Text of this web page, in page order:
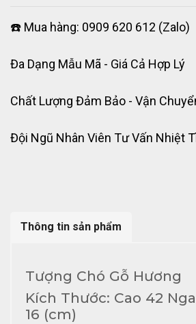
☎️ Mua hàng: 0909 620 612 (Zalo)
Đa Dạng Mẫu Mã - Giá Cả Hợp Lý
Chất Lượng Đảm Bảo - Vận
Đội Ngũ Nhân Viên Tư Vấn Nhiệt
Thông tin sản phẩm
Tượng Chó Gỗ Hương
Kích Thước: Cao 42
16 (cm)